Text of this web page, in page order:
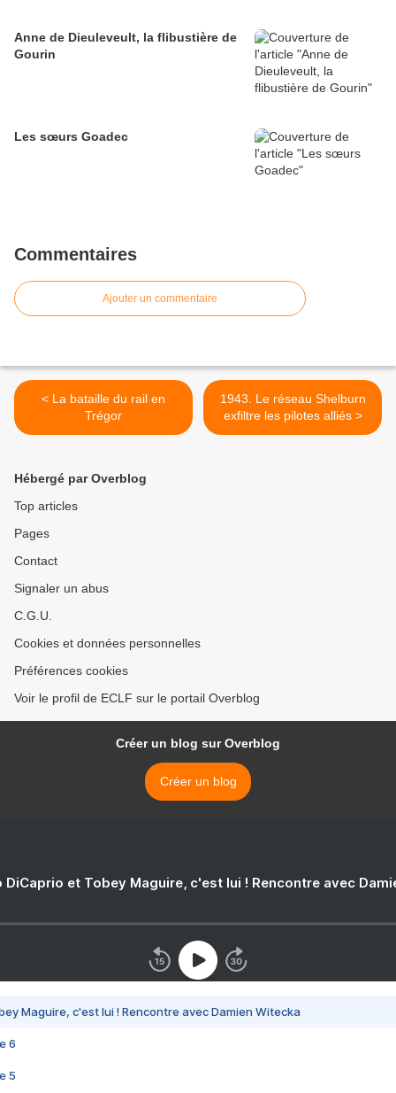
Anne de Dieuleveult, la flibustière de
Gourin
Les sœurs Goadec
Commentaires
Ajouter un commentaire
< La bataille du rail en
Trégor
1943. Le réseau Shelburn
exfiltre les pilotes alliés >
Hébergé par Overblog
Top articles
Pages
Contact
Signaler un abus
C.G.U.
Cookies et données personnelles
Préférences cookies
Voir le profil de ECLF sur le portail Overblog
Créer un blog sur Overblog
Créer un blog
DiCaprio et Tobey Maguire, c'est lui ! Rencontre avec
Maguire, c'est lui ! Rencontre avec Damien Witecka
6
5